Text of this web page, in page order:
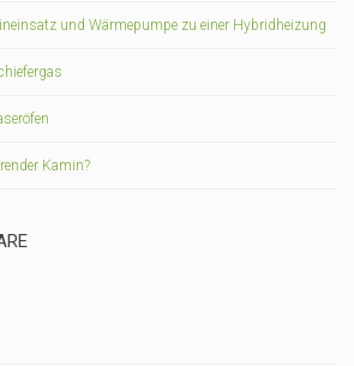
und Wärmepumpe zu einer Hybridheizung
Kamin?